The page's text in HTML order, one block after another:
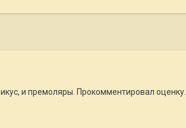
и премоляры. Прокомментировал оценку.